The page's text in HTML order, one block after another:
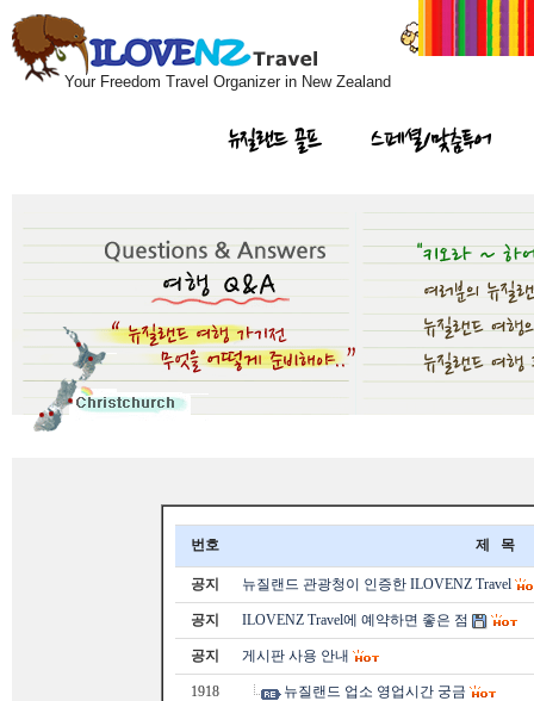
Your Freedom Travel Organizer in New Zealand
뉴질랜드 골프 스페셜/맞춤투어
번호 제 목
공지 뉴질랜드 관광청이 인증한 ILOVENZ Travel
공지 ILOVENZ Travel에 예약하면 좋은 점
공지 게시판 사용 안내
1918 뉴질랜드 업소 영업시간 궁금